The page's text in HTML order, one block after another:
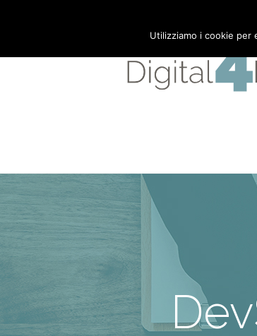
Utilizziamo i cookie per